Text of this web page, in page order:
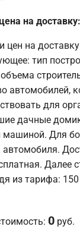
на доставку:
цен на
тип
автомобилей,
для
дачные
машиной. Для
Далее
из тарифа: 150
0 руб.